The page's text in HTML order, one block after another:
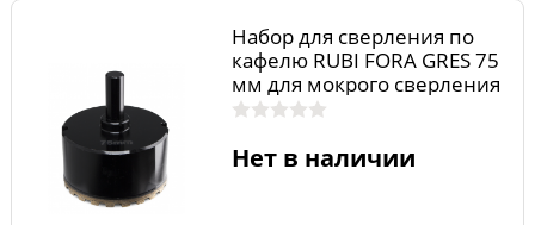
Набор для сверления по
кафелю RUBI FORA GRES 75
мм для мокрого сверления
04975
Нет в наличии